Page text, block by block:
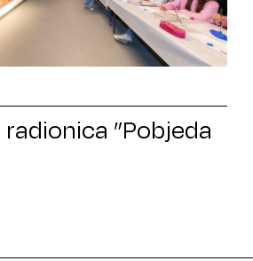
”Pobjeda